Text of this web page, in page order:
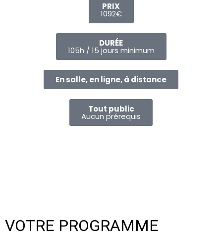
PRIX
1092€
DURÉE
105h / 15 jours minimum
En salle, en ligne, à distance
Tout public
Aucun prérequis